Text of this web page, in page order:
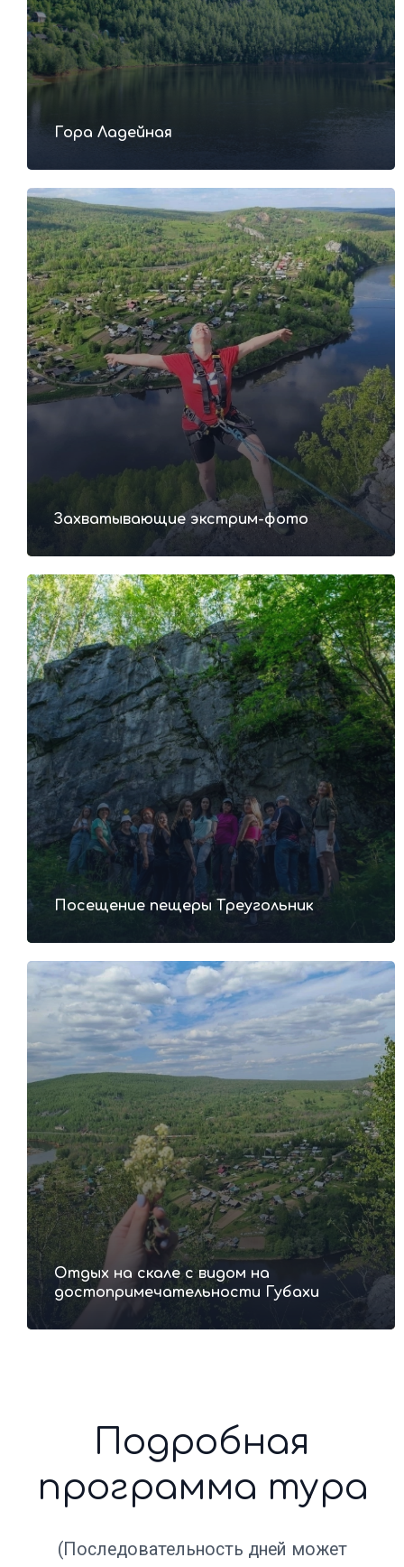
Гора Ладейная
Захватывающие экстрим-фото
Посещение пещеры Треугольник
Отдых на скале с видом на
достопримечательности Губахи
Подробная
программа тура
(Последовательность дней может
незначительно меняться без потери
программы)
Что взять с собой в тур?
Стоимость
тура 3 400р.